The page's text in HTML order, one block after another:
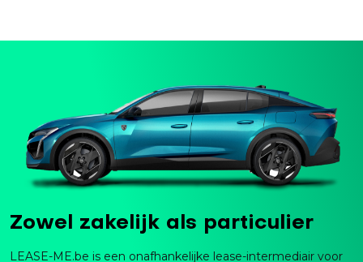
Zowel zakelijk als particulier
LEASE-ME.be is een onafhankelijke lease-intermediair voor